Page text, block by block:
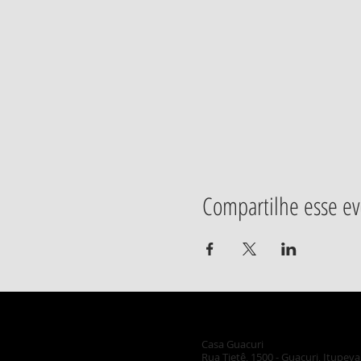
Compartilhe esse
Casa Guacuri
Rua Tietê, 1500 - Guacuri, Itupeva